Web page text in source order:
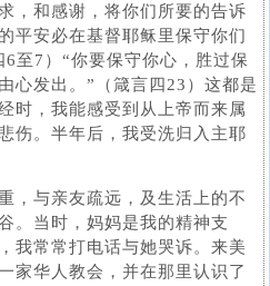
，和感谢，将你们所要的告诉
平安必在基督耶稣里保守你们
至7）“你要保守你心，胜过保
心发出。”（箴言四23）这都是
时，我能感受到从上帝而来属
伤。半年后，我受洗归入主耶
，与亲友疏远，及生活上的不
。当时，妈妈是我的精神支
我常常打电话与她哭诉。来美
家华人教会，并在那里认识了